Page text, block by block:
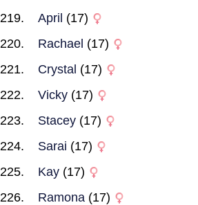
April (17)
Rachael (17)
Crystal (17)
Vicky (17)
Stacey (17)
Sarai (17)
Kay (17)
Ramona (17)